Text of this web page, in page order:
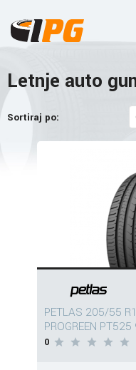
Letnje auto
Sortiraj po:
PETLAS 205/55
PROGREEN PT525
0